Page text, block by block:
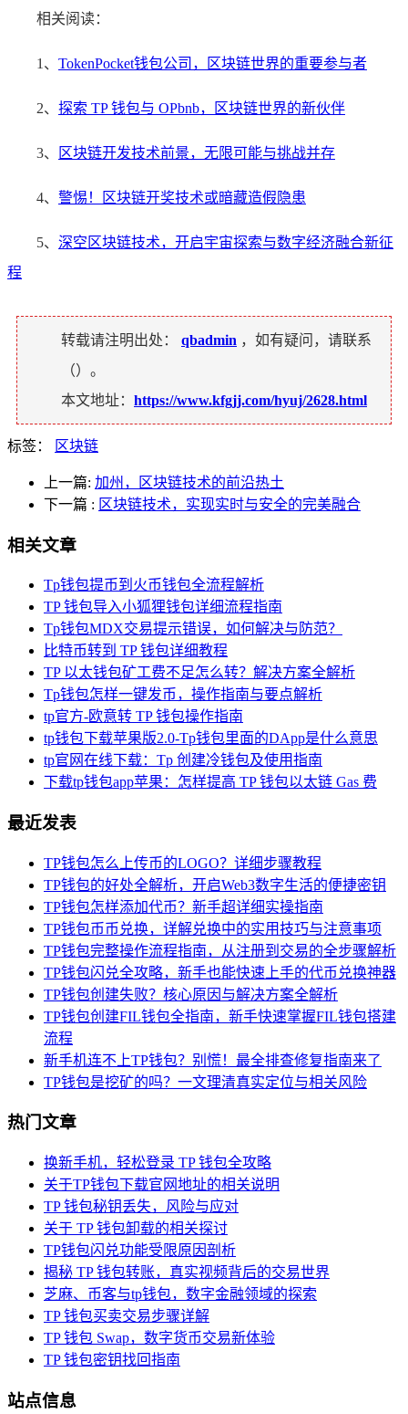
相关阅读：
1、 TokenPocket钱包公司，区块链世界的重要参与者
2、 探索 TP 钱包与 OPbnb，区块链世界的新伙伴
3、 区块链开发技术前景，无限可能与挑战并存
4、 警惕！区块链开奖技术或暗藏造假隐患
5、 深空区块链技术，开启宇宙探索与数字经济融合新征
程
转载请注明出处： qbadmin ，如有疑问，请联系
（）。
本文地址： https://www.kfgjj.com/hyuj/2628.html
标签： 区块链
上一篇: 加州，区块链技术的前沿热土
下一篇 : 区块链技术，实现实时与安全的完美融合
相关文章
Tp钱包提币到火币钱包全流程解析
TP 钱包导入小狐狸钱包详细流程指南
Tp钱包MDX交易提示错误，如何解决与防范？
比特币转到 TP 钱包详细教程
TP 以太钱包矿工费不足怎么转？解决方案全解析
Tp钱包怎样一键发币，操作指南与要点解析
tp官方-欧意转 TP 钱包操作指南
tp钱包下载苹果版2.0-Tp钱包里面的DApp是什么意思
tp官网在线下载：Tp 创建冷钱包及使用指南
下载tp钱包app苹果：怎样提高 TP 钱包以太链 Gas 费
最近发表
TP钱包怎么上传币的LOGO？详细步骤教程
TP钱包的好处全解析，开启Web3数字生活的便捷密钥
TP钱包怎样添加代币？新手超详细实操指南
TP钱包币币兑换，详解兑换中的实用技巧与注意事项
TP钱包完整操作流程指南，从注册到交易的全步骤解析
TP钱包闪兑全攻略，新手也能快速上手的代币兑换神器
TP钱包创建失败？核心原因与解决方案全解析
TP钱包创建FIL钱包全指南，新手快速掌握FIL钱包搭建
流程
新手机连不上TP钱包？别慌！最全排查修复指南来了
TP钱包是挖矿的吗？一文理清真实定位与相关风险
热门文章
换新手机，轻松登录 TP 钱包全攻略
关于TP钱包下载官网地址的相关说明
TP 钱包秘钥丢失，风险与应对
关于 TP 钱包卸载的相关探讨
TP钱包闪兑功能受限原因剖析
揭秘 TP 钱包转账，真实视频背后的交易世界
芝麻、币客与tp钱包，数字金融领域的探索
TP 钱包买卖交易步骤详解
TP 钱包 Swap，数字货币交易新体验
TP 钱包密钥找回指南
站点信息